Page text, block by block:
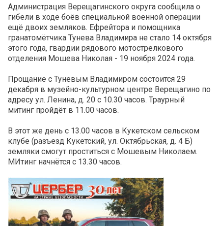
Администрация Верещагинского округа сообщила о
гибели в ходе боёв специальной военной операции
ещё двоих земляков. Ефрейтора и помощника
гранатомётчика Тунева Владимира не стало 14 октября
этого года, гвардии рядового мотострелкового
отделения Мошева Николая - 19 ноября 2024 года.
Прощание с Туневым Владимиром состоится 29
декабря в музейно-культурном центре Верещагино по
адресу ул. Ленина, д. 20 с 10.30 часов. Траурный
митинг пройдёт в 11.00 часов.
В этот же день с 13.00 часов в Кукетском сельском
клубе (разъезд Кукетский, ул. Октябрьская, д. 4 Б)
земляки смогут проститься с Мошевым Николаем.
МИтинг начнётся с 13.30 часов.